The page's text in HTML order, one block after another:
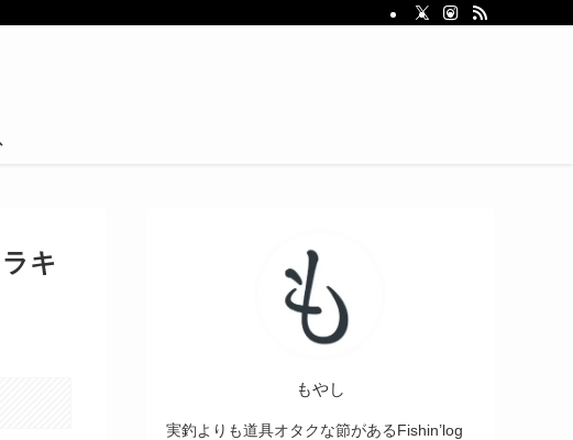
キ
もやし
実釣よりも道具オタクな節があるFishin’log